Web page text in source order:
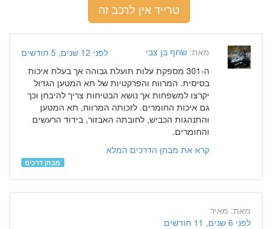
טרייד אין לרכב זה
מאת: שחף בן צבי
לפני 12 שנים, 5 חודשים
ה-301 מספקת עלות תועלת גבוהה אך בעלת איכות
בסיסית. המרווח והפרקטיות של תא המטען הגדול
יקרצו למשפחות אך נושא הבטיחות צריך להיבחן וכך
גם איכות החומרים. לזכותה המרווח, תא המטען
והתנהגות הכביש, לחובתה האבזור, בידוד הרעשים
והחומרים.
קרא את מבחן הדרכים המלא
מבחן דרכים
מאת: מאיר
לפני 6 שנים, 11 חודשים